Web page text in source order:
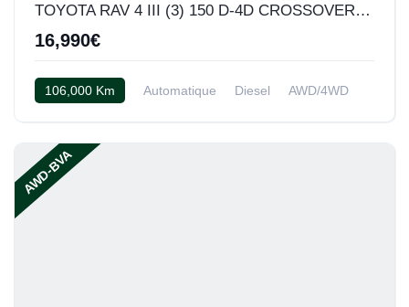
TOYOTA RAV 4 III (3) 150 D-4D CROSSOVER BVA AWD (blanc)
16,990€
106,000 Km Automatique Diesel
AWD/4WD
AWD-BVA